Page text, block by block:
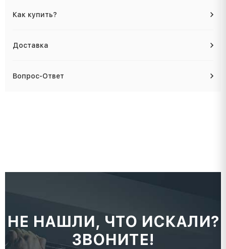
Как купить?
Доставка
Вопрос-Ответ
НЕ НАШЛИ, ЧТО ИСКАЛИ?
ЗВОНИТЕ!